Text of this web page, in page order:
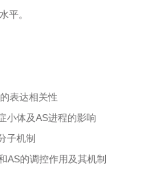
平。
表达相关性
小体及AS进程的影响
子机制
AS的调控作用及其机制